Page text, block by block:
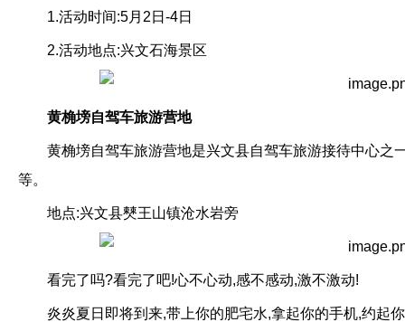
1.活动时间:5月2日-4日
2.活动地点:兴文石海景区
黄桷塝自驾车旅游营地
黄桷塝自驾车旅游营地是兴文县自驾车旅游接待中心之
等。
地点:兴文县僰王山镇沧水岩旁
看完了吗?看完了吧!心不心动,感不感动,激不激动!
炎炎夏日即将到来,带上你的肥宅水,拿起你的手机,约起